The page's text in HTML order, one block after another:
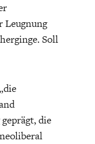
Leugnung
Soll
die